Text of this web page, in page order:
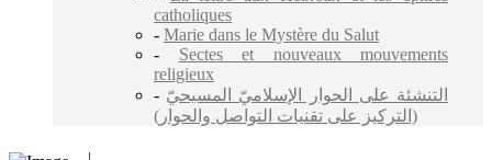
catholiques
- Marie dans le Mystère du Salut
- Sectes et nouveaux mouvements
religieux
- التنشئة على الحوار الإسلاميّ المسيحيّ
(التركيز على تقنيات التواصل والحوار)